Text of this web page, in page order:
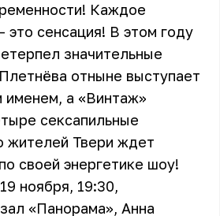
Каждое
это сенсация! В этом году
значительные
отныне выступает
именем, а «Винтаж»
сексапильные
жителей Твери ждет
своей энергетике шоу!
ноября, 19:30,
«Панорама», Анна